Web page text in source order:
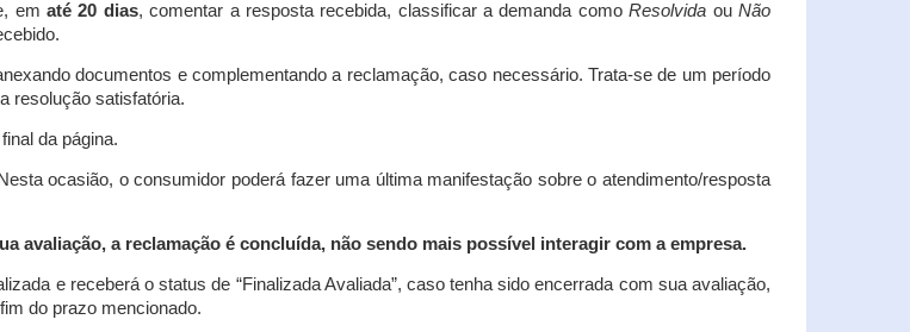
em até 20 dias, comentar a resposta recebida, classificar a demanda comoResolvida ouNão
documentos e complementando a reclamação, caso necessário. Trata-se de um período
resolução satisfatória.
da página.
ocasião, o consumidor poderá fazer uma última manifestação sobre o atendimento/resposta
avaliação, a reclamação é concluída, não sendo mais possível interagir com a empresa.
e receberá o status de “Finalizada Avaliada”, caso tenha sido encerrada com sua avaliação,
do prazo mencionado.